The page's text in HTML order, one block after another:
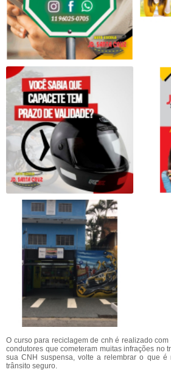
O curso para reciclagem de cnh é realizado
condutores que cometeram muitas infrações no
sua CNH suspensa, volte a relembrar o que é
trânsito seguro.